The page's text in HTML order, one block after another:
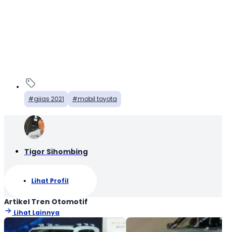
giias 2021 mobil toyota
Tigor Sihombing
Lihat Profil
Artikel Tren Otomotif
Lihat Lainnya